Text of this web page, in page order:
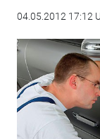
04.05.2012 17:12